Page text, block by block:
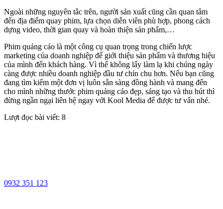
Ngoài những nguyên tắc trên, người sản xuất cũng cần quan tâm
đến địa điểm quay phim, lựa chọn diễn viên phù hợp, phong cách
dựng video, thời gian quay và hoàn thiện sản phẩm,…
Phim quảng cáo là một công cụ quan trọng trong chiến lược
marketing của doanh nghiệp để giới thiệu sản phẩm và thương hiệu
của mình đến khách hàng. Vì thế không lấy làm lạ khi chúng ngày
càng được nhiều doanh nghiệp đầu tư chỉn chu hơn. Nếu bạn cũng
đang tìm kiếm một đơn vị luôn sẵn sàng đồng hành và mang đến
cho mình những thước phim quảng cáo đẹp, sáng tạo và thu hút thì
đừng ngần ngại liên hệ ngay với Kool Media để được tư vấn nhé.
Lượt đọc bài viết: 8
0932 351 123